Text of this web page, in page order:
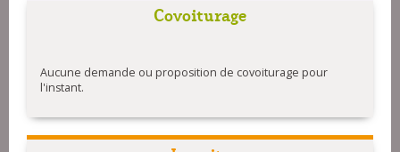
Covoiturage
Aucune demande ou proposition de covoiturage pour
l'instant.